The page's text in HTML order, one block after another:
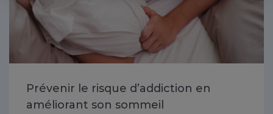
Prévenir le risque d’addiction en
améliorant son sommeil